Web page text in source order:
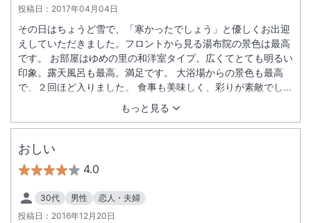
投稿日： 2017年04月04日
もっと見る
その日はちょうど雪で、「寒かったでしょう」と優しくお出迎
えしていただきました。フロントから見る湯布院の景色は最高
です。 お部屋はゆめの里の和洋室タイプ。広くてとても明るい
印象。露天風呂も最高。満足です。 大浴場からの景色も最高
で、２回ほど入りました。 食事も美味しく、彩りが素敵でし
た。 スタッフの方々の気遣いや、思いやりをとても感じること
が出来、また泊まりたいと思います。
おしい
4.0
30代 男性
恋人・夫婦
投稿日： 2016年12月20日